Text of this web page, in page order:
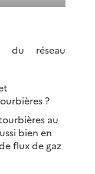
du réseau
?
au
bien en
flux de gaz